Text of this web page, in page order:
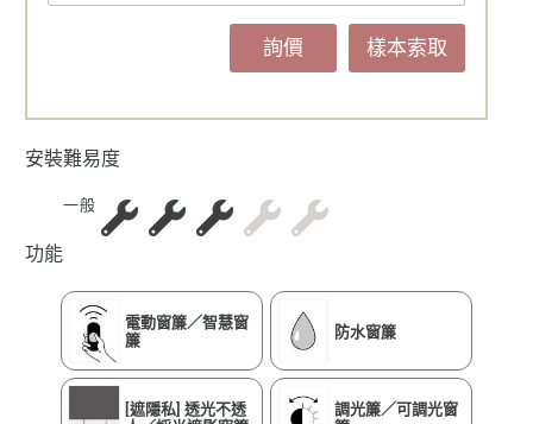
詢價 樣本索取
安裝難易度
一般
功能
電動窗簾／智慧窗
簾
防水窗簾
[遮隱私] 透光不透
調光簾／可調光窗